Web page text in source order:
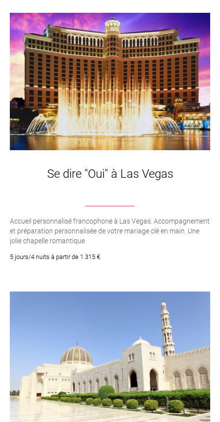
Se dire "Oui" à Las Vegas
Accueil personnalisé francophone à Las Vegas. Accompagnement
et préparation personnalisée de votre mariage clé en main. Une
jolie chapelle romantique
5 jours/4 nuits à partir de 1 315 €